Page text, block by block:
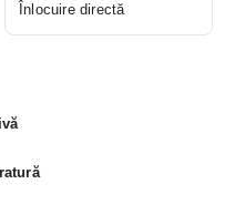
Înlocuire directă